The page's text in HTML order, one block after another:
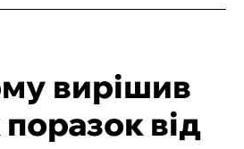
вирішив
від